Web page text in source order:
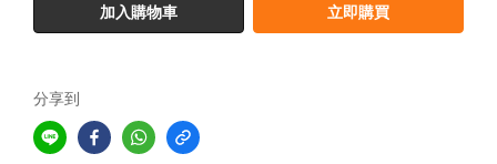
加入購物車 立即購買
分享到